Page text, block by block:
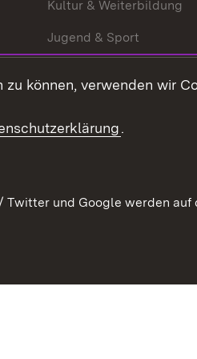
Kultur & Weiterbildung
Jugend & Sport
können, verwenden wir
.
und Google werden